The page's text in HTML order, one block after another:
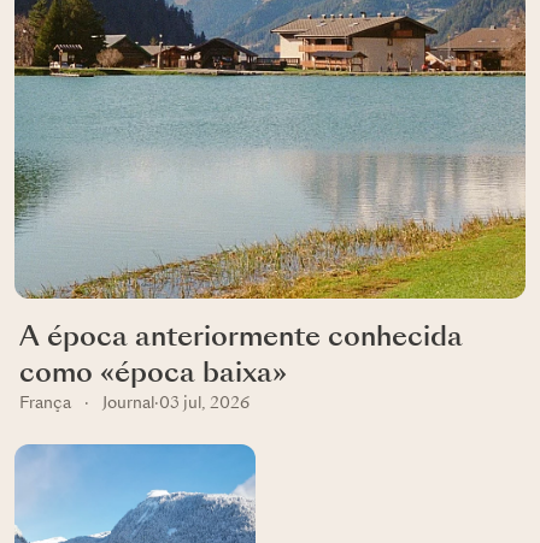
A época anteriormente conhecida
como «época baixa»
França · Journal ·03 jul, 2026